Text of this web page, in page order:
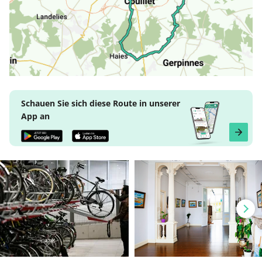
Schauen Sie sich diese Route in unserer
App an